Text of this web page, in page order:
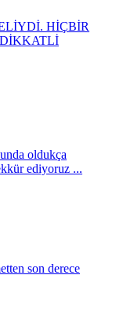
HİÇBİR
oldukça
ediyoruz ...
son derece